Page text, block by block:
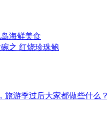
海鲜美食
之 红烧珍珠鲍
旅游季过后大家都做些什么？